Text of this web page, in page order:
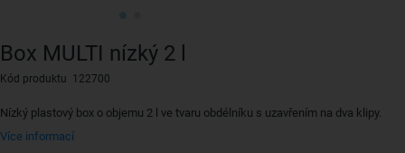
Box MULTI nízký 2 l
Kód produktu 122700
Nízký plastový box o objemu 2 l ve tvaru obdélníku s uzavřením na dva klipy.
Více informací